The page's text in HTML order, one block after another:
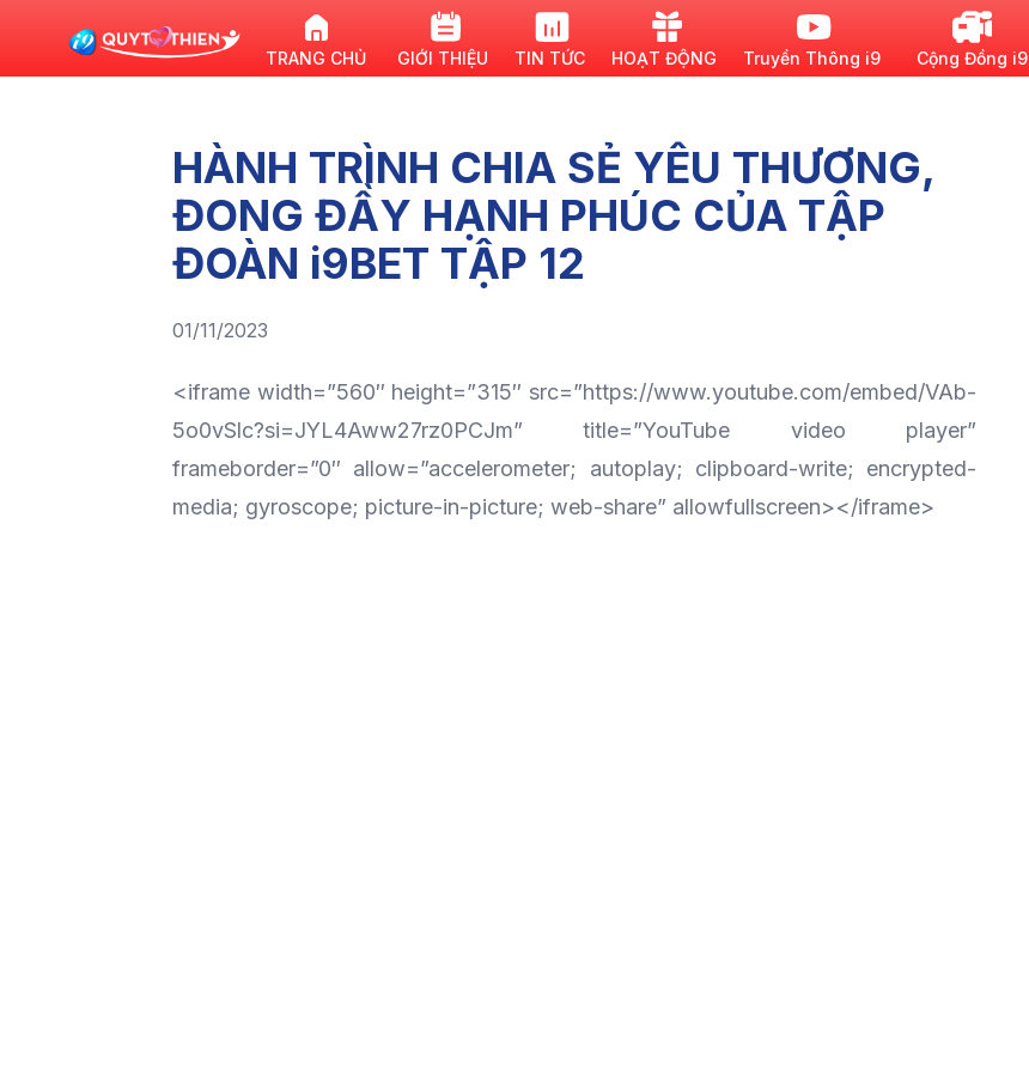
TRANG CHỦ GIỚI THIỆU TIN TỨC HOẠT ĐỘNG Truyền Thông i9 Cộng Đồng i9
HÀNH TRÌNH CHIA SẺ YÊU THƯƠNG,
ĐONG ĐẦY HẠNH PHÚC CỦA TẬP
ĐOÀN i9BET TẬP 12
01/11/2023
<iframe width=”560″ height=”315″ src=”https://www.youtube.com/embed/VAb-
5o0vSlc?si=JYL4Aww27rz0PCJm” title=”YouTube video player”
frameborder=”0″ allow=”accelerometer; autoplay; clipboard-write; encrypted-
media; gyroscope; picture-in-picture; web-share” allowfullscreen></iframe>